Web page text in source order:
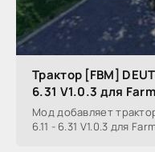
Трактор [FBM]
6.31 V1.0.3 для
Мод добавляет
6.11 - 6.31 V1.0.3 для